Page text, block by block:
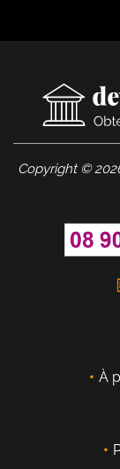
Copyright ©
À